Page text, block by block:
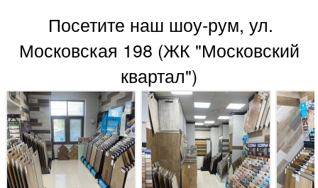
Посетите наш шоу-рум, ул.
Московская 198 (ЖК "Московский
квартал")